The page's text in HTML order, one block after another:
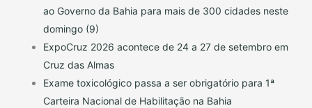
ao Governo da Bahia para mais de 300 cidades neste
domingo (9)
ExpoCruz 2026 acontece de 24 a 27 de setembro em
Cruz das Almas
Exame toxicológico passa a ser obrigatório para 1ª
Carteira Nacional de Habilitação na Bahia